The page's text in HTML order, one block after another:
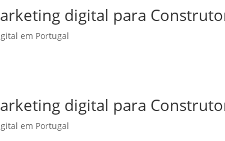
digital para
em Portugal
digital para
em Portugal